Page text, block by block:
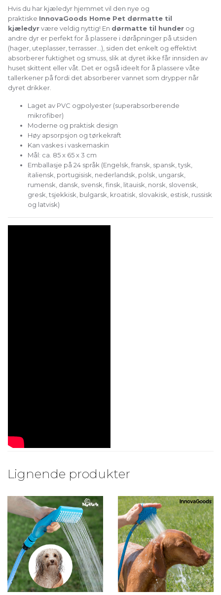
Hvis du har kjæledyr hjemmet vil den nye og
praktiske InnovaGoods Home Pet dørmatte til
kjæledyrvære veldig nyttig! En dørmatte til hunder og
andre dyr er perfekt for å plassere i døråpninger på utsiden
(hager, uteplasser, terrasser...), siden det enkelt og effektivt
absorberer fuktighet og smuss, slik at dyret ikke får innsiden av
huset skittent eller våt. Det er også ideelt for å plassere våte
tallerkener på fordi det absorberer vannet som drypper når
dyret drikker.
Laget av PVC ogpolyester (superabsorberende
mikrofiber)
Moderne og praktisk design
Høy apsorpsjon og tørkekraft
Kan vaskes i vaskemaskin
Mål: ca. 85 x 65 x 3 cm
Emballasje på 24 språk (Engelsk, fransk, spansk, tysk,
italiensk, portugisisk, nederlandsk, polsk, ungarsk,
rumensk, dansk, svensk, finsk, litauisk, norsk, slovensk,
gresk, tsjekkisk, bulgarsk, kroatisk, slovakisk, estisk, russisk
og latvisk)
Lignende produkter